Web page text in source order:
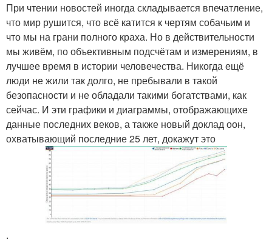
При чтении новостей иногда складывается впечатление,
что мир рушится, что всё катится к чертям собачьим и
что мы на грани полного краха. Но в действительности
мы живём, по объективным подсчётам и измерениям, в
лучшее время в истории человечества. Никогда ещё
люди не жили так долго, не пребывали в такой
безопасности и не обладали такими богатствами, как
сейчас. И эти графики и диаграммы, отображающихе
данные последних веков, а также новый доклад оон,
охватывающий последние 25 лет, докажут это
.